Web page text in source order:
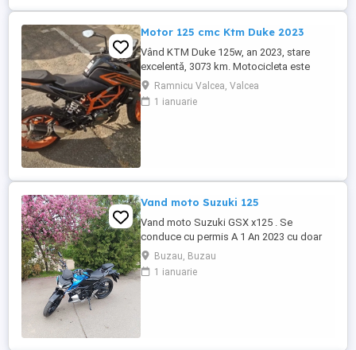
Motor 125 cmc Ktm Duke 2023
Vând KTM Duke 125w, an 2023, stare
excelentă, 3073 km. Motocicleta este
ideală pentru începători sau pentru oraș.
Fără daune, lovituri!
Ramnicu Valcea, Valcea
1 ianuarie
Vand moto Suzuki 125
Vand moto Suzuki GSX x125 . Se
conduce cu permis A 1 An 2023 cu doar
5000km Stare impecabila , fara cazaturi
ITP valabil pana in noiembrie 2027 Revizii
si schimb de ulei in service autorizat
Buzau, Buzau
1 ianuarie